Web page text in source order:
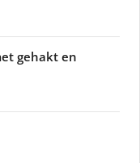
gehakt en